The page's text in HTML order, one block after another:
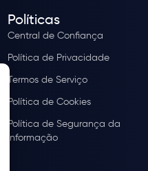
Políticas
Central de Confiança
Política de Privacidade
Termos de Serviço
Política de Cookies
Política de Segurança da
Informação